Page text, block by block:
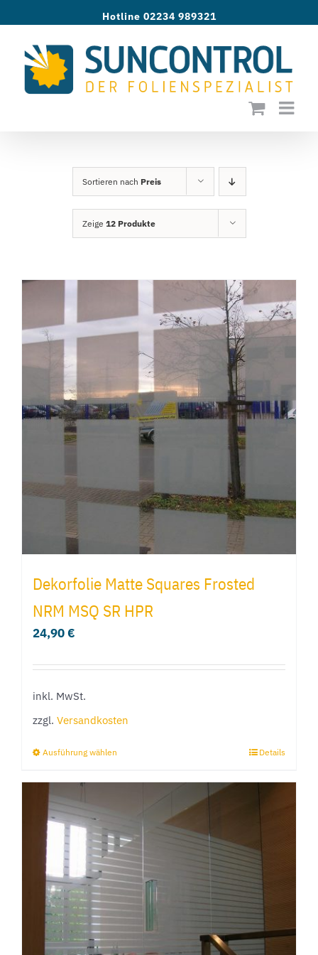
springen
Hotline 02234 989321
Sortieren nach Preis
Zeige 12 Produkte
Dekorfolie Matte Squares Frosted
NRM MSQ SR HPR
24,90€
inkl. MwSt.
zzgl. Versandkosten
Ausführung wählen
mehrere
Varianten
auf.
Die
Optionen
können
auf
Details